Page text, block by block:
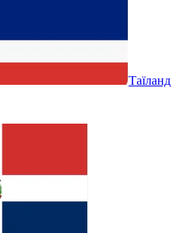
Таїланд